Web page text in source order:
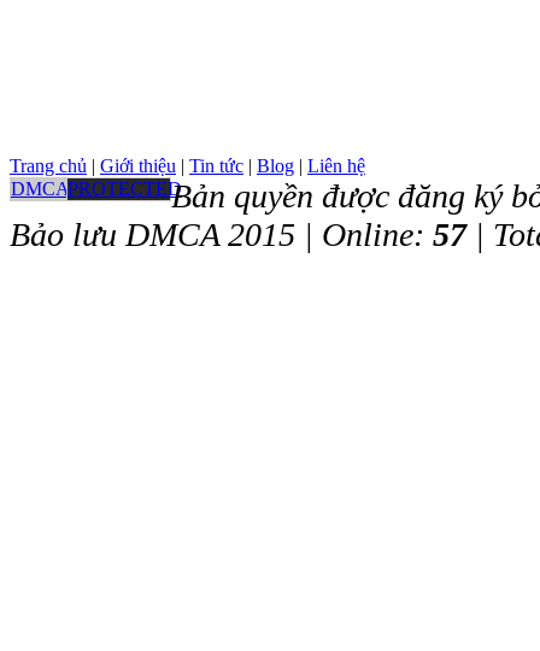
Trang chủ | Giới thiệu | Tin tức | Blog | Liên hệ
DMCAPROTECTEDBản quyền được đăng ký
Bảo lưu DMCA 2015 | Online: 57|